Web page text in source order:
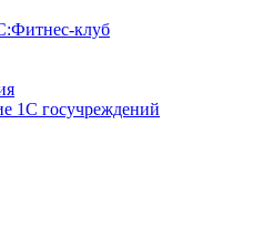
клуб
1С госучреждений